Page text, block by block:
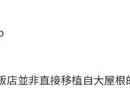
並非直接移植自大屋